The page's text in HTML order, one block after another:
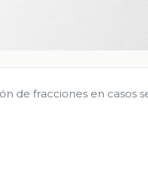
de fracciones en casos